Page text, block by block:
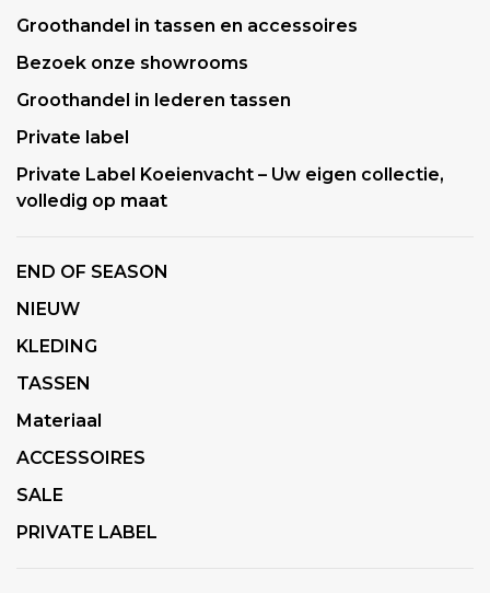
Groothandel in tassen en accessoires
Bezoek onze showrooms
Groothandel in lederen tassen
Private label
Private Label Koeienvacht – Uw eigen collectie,
volledig op maat
END OF SEASON
NIEUW
KLEDING
TASSEN
Materiaal
ACCESSOIRES
SALE
PRIVATE LABEL